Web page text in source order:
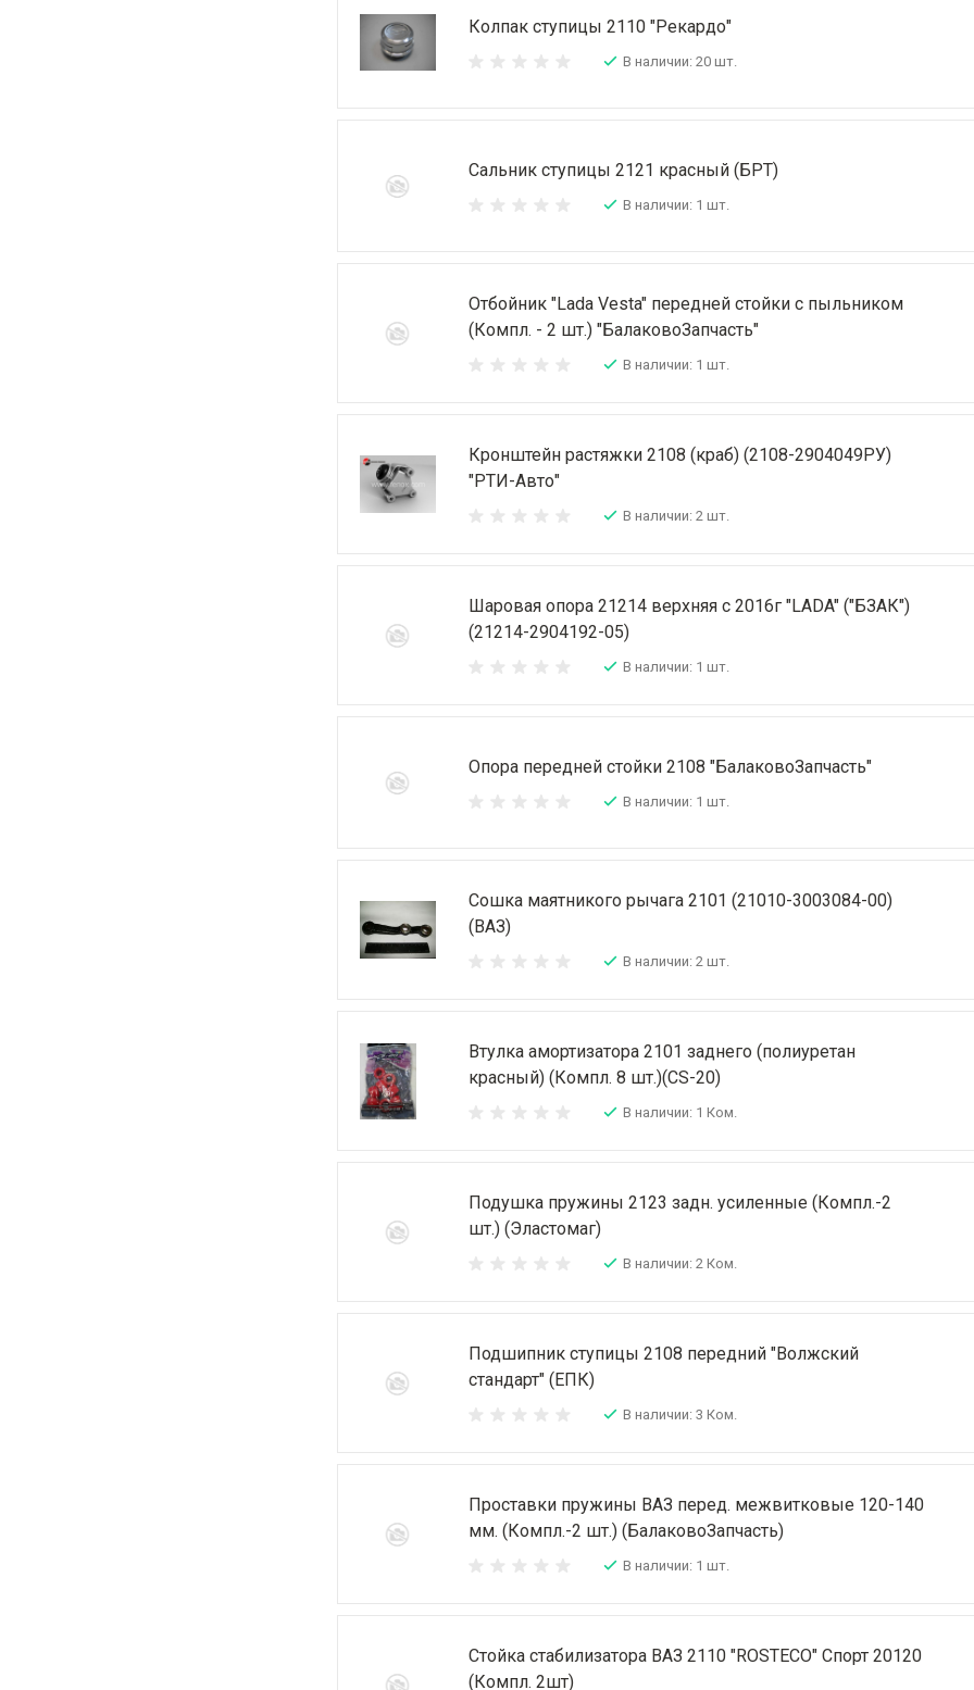
Колпак ступицы 2110 "Рекардо"
В наличии: 20 шт.
Сальник ступицы 2121 красный (БРТ)
В наличии: 1 шт.
Отбойник "Lada Vesta" передней стойки с пыльником
(Компл. - 2 шт.) "БалаковоЗапчасть"
В наличии: 1 шт.
Кронштейн растяжки 2108 (краб) (2108-2904049РУ)
"РТИ-Авто"
В наличии: 2 шт.
Шаровая опора 21214 верхняя с 2016г "LADA" ("БЗАК")
(21214-2904192-05)
В наличии: 1 шт.
Опора передней стойки 2108 "БалаковоЗапчасть"
В наличии: 1 шт.
Сошка маятникого рычага 2101 (21010-3003084-00)
(ВАЗ)
В наличии: 2 шт.
Втулка амортизатора 2101 заднего (полиуретан
красный) (Компл. 8 шт.)(CS-20)
В наличии: 1 Ком.
Подушка пружины 2123 задн. усиленные (Компл.-2
шт.) (Эластомаг)
В наличии: 2 Ком.
Подшипник ступицы 2108 передний "Волжский
стандарт" (ЕПК)
В наличии: 3 Ком.
Проставки пружины ВАЗ перед. межвитковые 120-140
мм. (Компл.-2 шт.) (БалаковоЗапчасть)
В наличии: 1 шт.
Стойка стабилизатора ВАЗ 2110 "ROSTECO" Спорт 20120
(Компл. 2шт)